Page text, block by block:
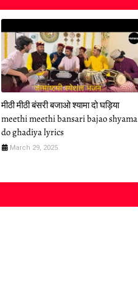
मीठी मीठी बंसरी बजाओ श्यामा दो घड़िया
meethi meethi bansari bajao shyama
do ghadiya lyrics
March 29, 2025